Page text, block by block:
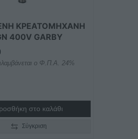
ΚΡΕΑΤΟΜΗΧΑΝΗ
400V GARBY
ο Φ.Π.Α. 24%
στο καλάθι
Σύγκριση